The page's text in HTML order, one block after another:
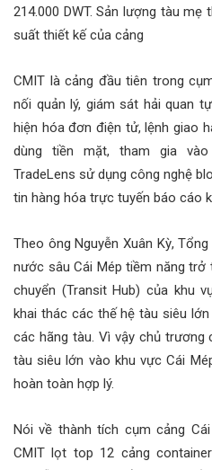
214.000 DWT. Sản lượng tàu
suất thiết kế của cảng
CMIT là cảng đầu tiên trong
nối quản lý, giám sát hải quan
hiện hóa đơn điện tử, lệnh giao
dùng tiền mặt, tham gia
TradeLens sử dụng công nghệ
tin hàng hóa trực tuyến báo cáo
Theo ông Nguyễn Xuân Kỳ,
nước sâu Cái Mép tiềm năng
chuyển (Transit Hub) của khu
khai thác các thế hệ tàu siêu
các hãng tàu. Vì vậy chủ trương
tàu siêu lớn vào khu vực Cái
hoàn toàn hợp lý.
Nói về thành tích cụm cảng
CMIT lọt top 12 cảng